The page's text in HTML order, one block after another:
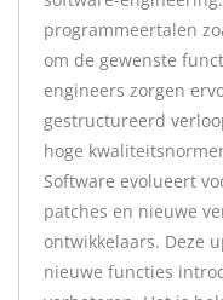
programmeertalen
om de gewenste
engineers zorgen
gestructureerd
hoge
Software evolueert
patches en nieuwe
ontwikkelaars. Deze
nieuwe functies